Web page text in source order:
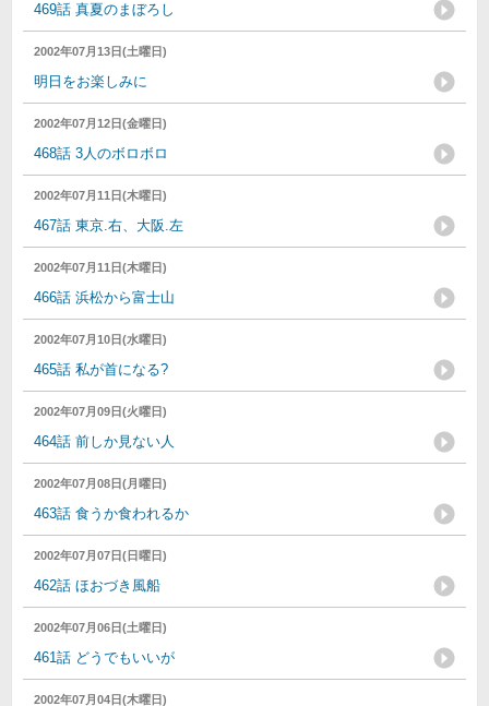
469話 真夏のまぼろし
2002年07月13日(土曜日)
明日をお楽しみに
2002年07月12日(金曜日)
468話 3人のボロボロ
2002年07月11日(木曜日)
467話 東京.右、大阪.左
2002年07月11日(木曜日)
466話 浜松から富士山
2002年07月10日(水曜日)
465話 私が首になる?
2002年07月09日(火曜日)
464話 前しか見ない人
2002年07月08日(月曜日)
463話 食うか食われるか
2002年07月07日(日曜日)
462話 ほおづき風船
2002年07月06日(土曜日)
461話 どうでもいいが
2002年07月04日(木曜日)